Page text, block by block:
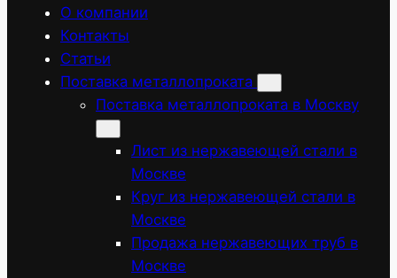
О компании
Контакты
Статьи
Поставка металлопроката
Поставка металлопроката в Москву
Лист из нержавеющей стали в
Москве
Круг из нержавеющей стали в
Москве
Продажа нержавеющих труб в
Москве